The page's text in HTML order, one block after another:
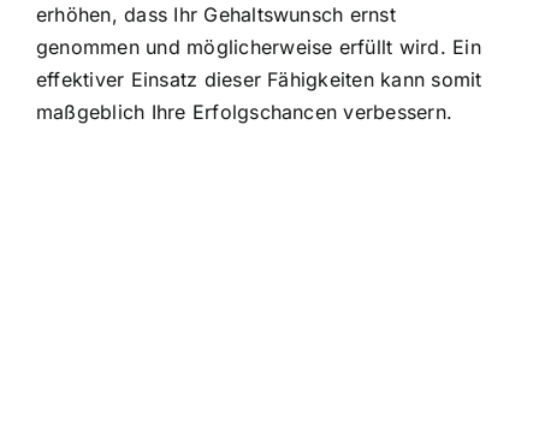
erhöhen, dass Ihr Gehaltswunsch ernst
genommen und möglicherweise erfüllt wird. Ein
effektiver Einsatz dieser Fähigkeiten kann somit
maßgeblich Ihre Erfolgschancen verbessern.